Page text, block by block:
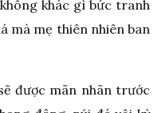
khác gì bức tranh
mà mẹ thiên nhiên ban
được mãn nhãn trước